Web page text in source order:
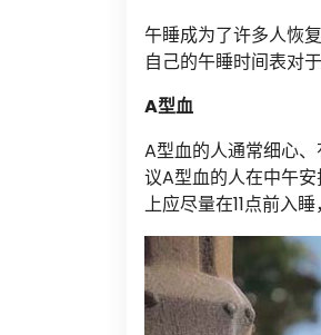
午睡成为了许多人恢
自己的午睡时间表对
A型血
A型血的人通常细心
议A型血的人在中午
上应尽量在11点前入